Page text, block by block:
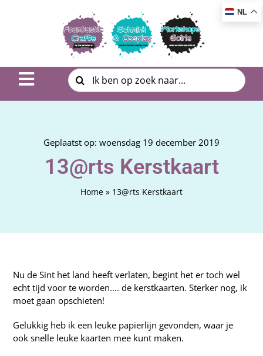
Toggle
Product uitleg
Workshop | Cursus
Webshop
Zoeken
naar:
Geplaatst op: woensdag 19 december 2019
13@rts Kerstkaart
Home » 13@rts Kerstkaart
Nu de Sint het land heeft verlaten, begint het er toch wel
echt tijd voor te worden…. de kerstkaarten. Sterker nog, ik
moet gaan opschieten!
Gelukkig heb ik een leuke papierlijn gevonden, waar je
ook snelle leuke kaarten mee kunt maken.
NL